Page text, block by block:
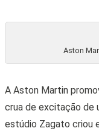
Aston
A Aston Martin
crua de excitação de
estúdio Zagato criou